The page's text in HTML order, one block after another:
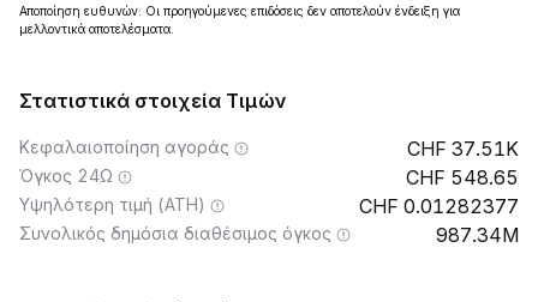
Αποποίηση ευθυνών: Οι προηγούμενες επιδόσεις δεν αποτελούν ένδειξη για
μελλοντικά αποτελέσματα.
Στατιστικά στοιχεία Τιμών
Κεφαλαιοποίηση αγοράς 37.51K
Όγκος 24Ω 548.65
Υψηλότερη τιμή (ATH) 0.01282377
Συνολικός δημόσια διαθέσιμος όγκος 987.34M